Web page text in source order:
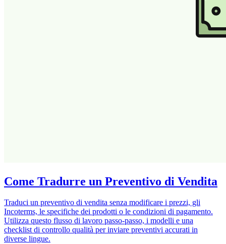
Come Tradurre un Preventivo di Vendita
Traduci un preventivo di vendita senza modificare i prezzi, gli
Incoterms, le specifiche dei prodotti o le condizioni di pagamento.
Utilizza questo flusso di lavoro passo-passo, i modelli e una
checklist di controllo qualità per inviare preventivi accurati in
diverse lingue.